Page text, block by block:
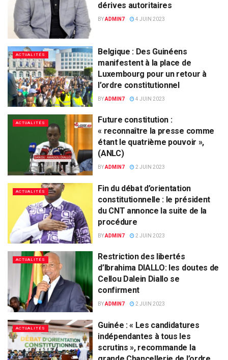
dérives autoritaires
BYADMIN7 4 JUIN 2023
ACTUALITÉS
Belgique : Des Guinéens
manifestent à la place de
Luxembourg pour un retour à
l’ordre constitutionnel
BYADMIN7 4 JUIN 2023
ACTUALITÉS
Future constitution :
« reconnaître la presse comme
étant le quatrième pouvoir »,
(ANLC)
BYADMIN7 2 JUIN 2023
ACTUALITÉS
Fin du débat d’orientation
constitutionnelle : le président
du CNT annonce la suite de la
procédure
BYADMIN7 2 JUIN 2023
ACTUALITÉS
Restriction des libertés
d’Ibrahima DIALLO: les doutes de
Cellou Dalein Diallo se
confirment
BYADMIN7 2 JUIN 2023
ACTUALITÉS
Guinée : « Les candidatures
indépendantes à tous les
scrutins », recommande la